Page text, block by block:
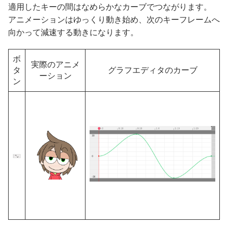
適用したキーの間はなめらかなカーブでつながります。
アニメーションはゆっくり動き始め、次のキーフレームへ
向かって減速する動きになります。
ボ
タ
ン
実際のアニメ
ーション
グラフエディタのカーブ